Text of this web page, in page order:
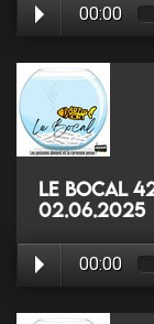
00:00
Le Bocal
02.06.2025
00:00